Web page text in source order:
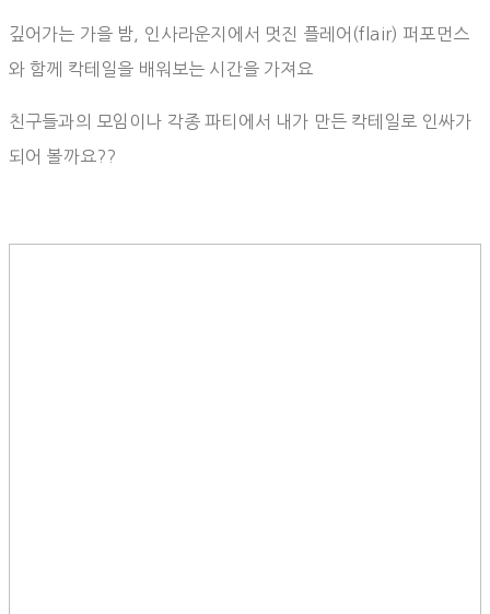
깊어가는 가을 밤, 인사라운지에서 멋진 플레어(flair) 퍼포먼스
와 함께 칵테일을 배워보는 시간을 가져요
친구들과의 모임이나 각종 파티에서 내가 만든 칵테일로 인싸가
되어 볼까요??